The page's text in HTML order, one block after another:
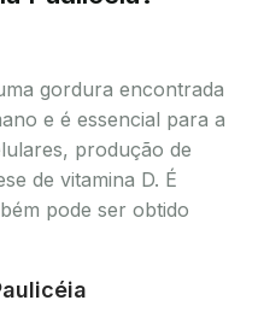
gordura encontrada
e é essencial para a
produção de
de vitamina D. É
pode ser obtido